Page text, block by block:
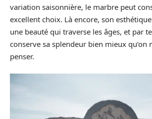
variation saisonnière, le marbre peut
excellent choix. Là encore, son
une beauté qui traverse les âges, et par
conserve sa splendeur bien mieux qu’on
penser.